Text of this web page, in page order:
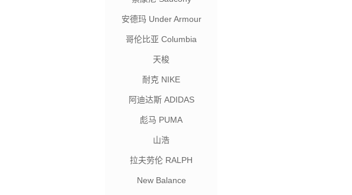
安德玛 Under Armour
哥伦比亚 Columbia
天梭
耐克 NIKE
阿迪达斯 ADIDAS
彪马 PUMA
山浩
拉夫劳伦 RALPH
New Balance